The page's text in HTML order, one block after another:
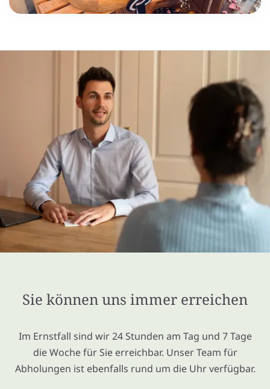
Sie können uns immer erreichen
Im Ernstfall sind wir 24 Stunden am Tag und 7 Tage
die Woche für Sie erreichbar. Unser Team für
Abholungen ist ebenfalls rund um die Uhr verfügbar.